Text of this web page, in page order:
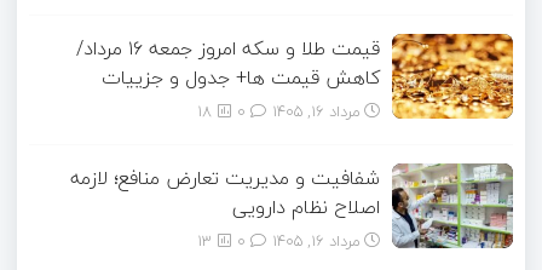
قیمت طلا و سکه امروز جمعه ۱۶ مرداد/
کاهش قیمت ها+ جدول و جزییات
مرداد ۱۶, ۱۴۰۵ 18
شفافیت و مدیریت تعارض منافع؛ لازمه
اصلاح نظام دارویی
مرداد ۱۶, ۱۴۰۵ 13